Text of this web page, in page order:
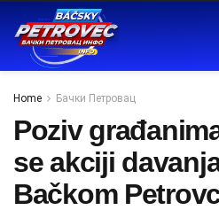
Home Бачки Петровац
Poziv
se akciji
Bačkom